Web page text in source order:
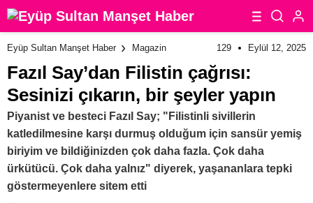
Eyüp Sultan Manşet Haber Magazin 129 Eylül 12, 2025
Fazıl Say’dan Filistin çağrısı:
Sesinizi çıkarın, bir şeyler yapın
Piyanist ve besteci Fazıl Say; "Filistinli sivillerin
katledilmesine karşı durmuş olduğum için sansür yemiş
biriyim ve bildiğinizden çok daha fazla. Çok daha
ürkütücü. Çok daha yalnız" diyerek, yaşananlara tepki
göstermeyenlere sitem etti